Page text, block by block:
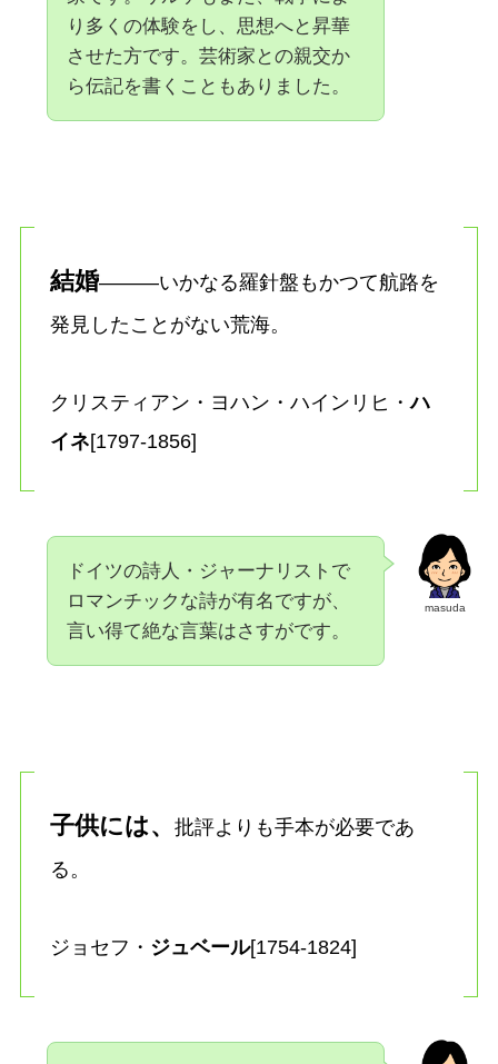
り多くの体験をし、思想へと昇華
させた方です。芸術家との親交か
ら伝記を書くこともありました。
結婚―――いかなる羅針盤もかつて航路を
発見したことがない荒海。
クリスティアン・ヨハン・ハインリヒ・ハ
イネ[1797-1856]
masuda
ドイツの詩人・ジャーナリストで
ロマンチックな詩が有名ですが、
言い得て絶な言葉はさすがです。
子供には、
批評よりも手本が必要であ
る。
ジョセフ・ ジュベール[1754-1824]